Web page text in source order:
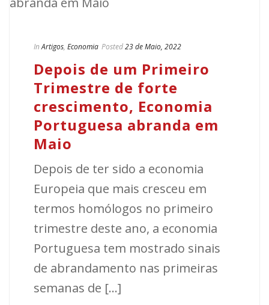
In Artigos, Economia Posted23 de Maio, 2022
Depois de um Primeiro
Trimestre de forte
crescimento, Economia
Portuguesa abranda em
Maio
Depois de ter sido a economia
Europeia que mais cresceu em
termos homólogos no primeiro
trimestre deste ano, a economia
Portuguesa tem mostrado sinais
de abrandamento nas primeiras
semanas de [...]